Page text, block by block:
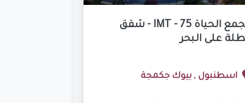
مجمع الحياة IMT - 75 - شقق
على البحر
اسطنبول , بيوك جكمجة